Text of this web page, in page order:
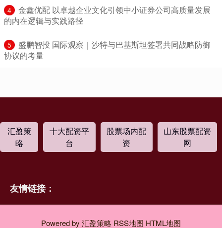
4
​金鑫优配 以卓越企业文化引领中小证券公司高质量发展
的内在逻辑与实践路径
5
​盛鹏智投 国际观察｜沙特与巴基斯坦签署共同战略防御
协议的考量
汇盈策
略
十大配资平
台
股票场内配
资
山东股票配资
网
友情链接：
Powered by 汇盈策略 RSS地图 HTML地图